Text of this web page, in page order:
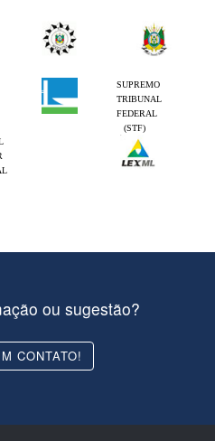
SUPREMO
TRIBUNAL
FEDERAL
(STF)
ou sugestão?
CONTATO!